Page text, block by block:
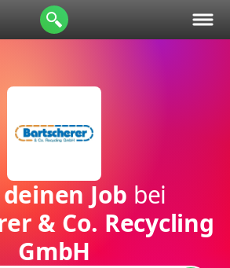
deinen Job bei
& Co. Recycling
GmbH